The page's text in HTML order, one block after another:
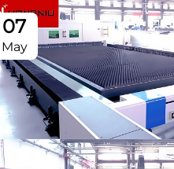
07
May